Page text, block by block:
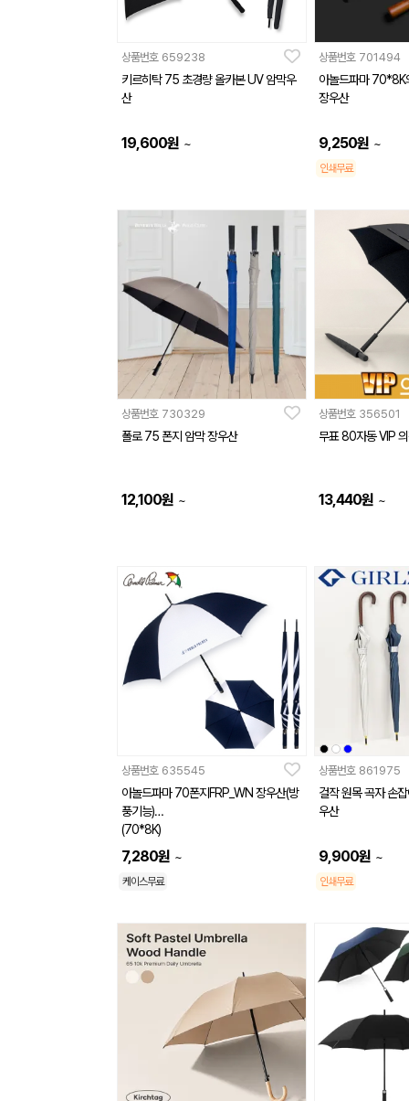
상품번호 659238
키르히탁 75 초경량 올카본 UV 암막우
산
19,600원 ~
상품번호 701494
아놀드파마 70*8K
장우산
9,250원 ~
인쇄무료
상품번호 730329
폴로 75 폰지 암막 장우산
12,100원 ~
상품번호 356501
무표 80자동 VIP
13,440원 ~
상품번호 635545
아놀드파마 70폰지FRP_WN 장우산(방
풍기능)
(70*8K)
7,280원 ~
케이스무료
상품번호 861975
걸작 원목 곡자 손
우산
9,900원 ~
인쇄무료